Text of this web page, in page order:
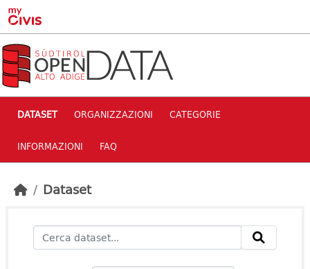
Skip to main content
DATASET ORGANIZZAZIONI CATEGORIE
INFORMAZIONI FAQ
Dataset